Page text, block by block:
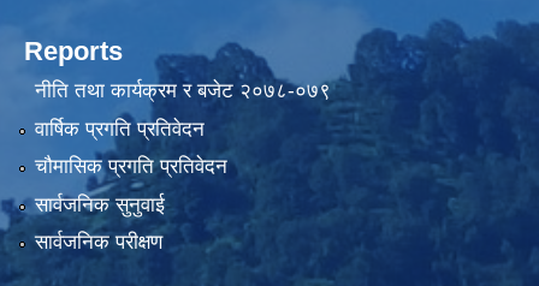
Reports
नीति तथा कार्यक्रम र बजेट २०७८-०७९
वार्षिक प्रगति प्रतिवेदन
चौमासिक प्रगति प्रतिवेदन
सार्वजनिक सुनुवाई
सार्वजनिक परीक्षण